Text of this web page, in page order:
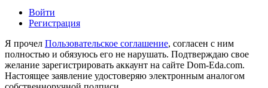
Войти
Регистрация
Я прочел Пользовательское соглашение, согласен с ним
полностью и обязуюсь его не нарушать. Подтверждаю свое
желание зарегистрировать аккаунт на сайте Dom-Eda.com.
Настоящее заявление удостоверяю электронным аналогом